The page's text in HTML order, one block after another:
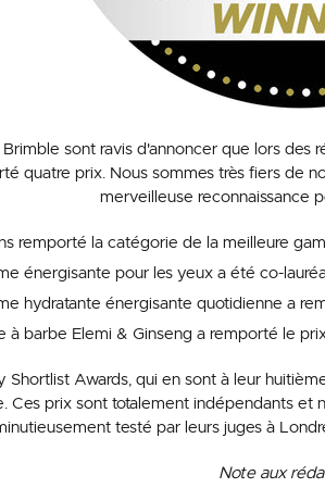
sont ravis d'annoncer que lors des
quatre prix. Nous sommes très fiers de
merveilleuse reconnaissance
remporté la catégorie de la meilleure
énergisante pour les yeux a été co-
hydratante énergisante quotidienne a
à barbe Elemi & Ginseng a remporté le
Shortlist Awards, qui en sont à leur
Ces prix sont totalement indépendants et
testé par leurs juges à
Note aux